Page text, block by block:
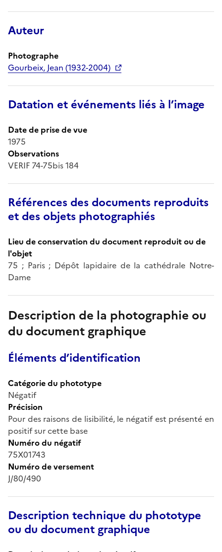
Auteur
Photographe
Gourbeix, Jean (1932-2004)
Datation et événements liés à l’image
Date de prise de vue
1975
Observations
VERIF 74-75bis 184
Références des documents reproduits
et des objets photographiés
Lieu de conservation du document reproduit ou de
l'objet
75 ; Paris ; Dépôt lapidaire de la cathédrale Notre-
Dame
Description de la photographie ou
du document graphique
Éléments d’identification
Catégorie du phototype
Négatif
Précision
Pour des raisons de lisibilité, le négatif est présenté en
positif sur cette base
Numéro du négatif
75X01743
Numéro de versement
J/80/490
Description technique du phototype
ou du document graphique